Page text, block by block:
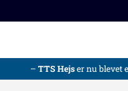
– TTS Hejser nu blevet